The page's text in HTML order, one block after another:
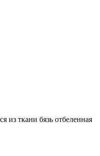
из ткани бязь отбеленная